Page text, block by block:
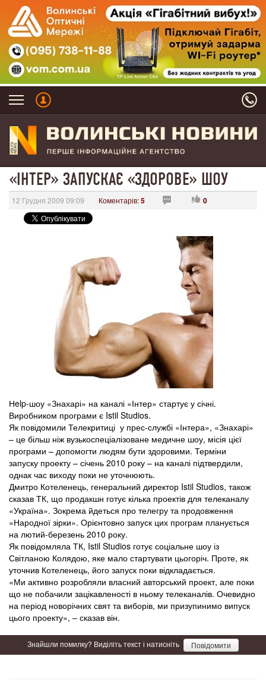
«ІНТЕР» ЗАПУСКАЄ «ЗДОРОВЕ» ШОУ
12 Грудня 2009 09:09 Коментарів:5 0
Нelp-шоу «Знахарі» на каналі «Інтер» стартує у січні.
Виробником програми є Istil Studios.
Як повідомили Телекритиці у прес-службі «Інтера», «Знахарі»
– це більш ніж вузькоспеціалізоване медичне шоу, місія цієї
програми – допомогти людям бути здоровими. Терміни
запуску проекту – січень 2010 року – на каналі підтвердили,
однак час виходу поки не уточнюють.
Дмитро Котеленець, генеральний директор Istil Studios, також
сказав ТК, що продакшн готує кілька проектів для телеканалу
«Україна». Зокрема йдеться про телегру та продовження
«Народної зірки». Орієнтовно запуск цих програм планується
на лютий-березень 2010 року.
Як повідомляла ТК, Istil Studios готує соціальне шоу із
Світланою Колядою, яке мало стартувати цьогоріч. Проте, як
уточнив Котеленець, його запуск поки відкладається.
«Ми активно розробляли власний авторський проект, але поки
що не побачили зацікавленості в ньому телеканалів. Очевидно
на період новорічних свят та виборів, ми призупинимо випуск
цього проекту», – сказав він.
Знайшли помилку? Виділіть текст і натисніть Повідомити